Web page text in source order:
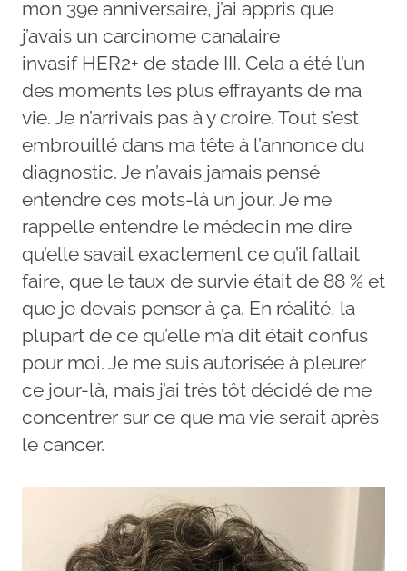
mon 39e anniversaire, j’ai appris que
j’avais un carcinome canalaire
invasif HER2+ de stade III. Cela a été l’un
des moments les plus effrayants de ma
vie. Je n’arrivais pas à y croire. Tout s’est
embrouillé dans ma tête à l’annonce du
diagnostic. Je n’avais jamais pensé
entendre ces mots-là un jour. Je me
rappelle entendre le médecin me dire
qu’elle savait exactement ce qu’il fallait
faire, que le taux de survie était de 88 % et
que je devais penser à ça. En réalité, la
plupart de ce qu’elle m’a dit était confus
pour moi. Je me suis autorisée à pleurer
ce jour-là, mais j’ai très tôt décidé de me
concentrer sur ce que ma vie serait après
le cancer.